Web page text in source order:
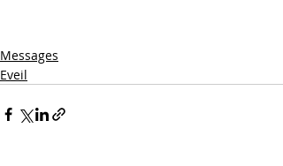
Messages
Eveil